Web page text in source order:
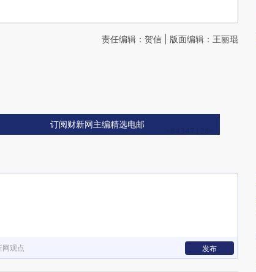
责任编辑：贺信 | 版面编辑：王丽琨
订阅财新网主编精选电邮
网观点 发布